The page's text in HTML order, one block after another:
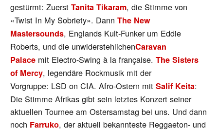
gestürmt: ZuerstTanita Tikaram, die Stimme von
«Twist In My Sobriety». DannThe New
Mastersounds, Englands Kult-Funker um Eddie
Roberts, und die unwiderstehlichenCaravan
Palace mit Electro-Swing à la française.The Sisters
of Mercy, legendäre Rockmusik mit der
Vorgruppe: LSD on CIA. Afro-Ostern mitSalif Keita:
Die Stimme Afrikas gibt sein letztes Konzert seiner
aktuellen Tournee am Ostersamstag bei uns. Und dann
noch Farruko, der aktuell bekannteste Reggaeton- und